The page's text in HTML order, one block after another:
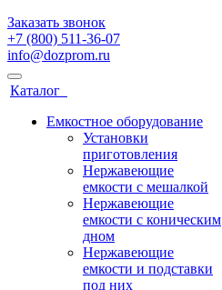
Заказать звонок
+7 (800) 511-36-07
info@dozprom.ru
Каталог
Емкостное оборудование
Установки
приготовления
Нержавеющие
емкости с мешалкой
Нержавеющие
емкости с коническим
дном
Нержавеющие
емкости и подставки
под них